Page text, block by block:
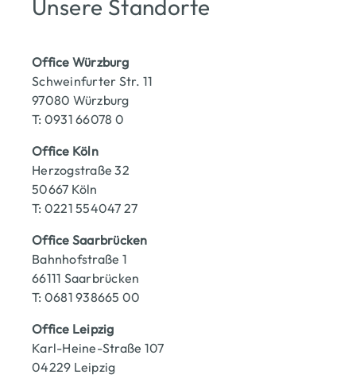
Unsere Standorte
Office Würzburg
Schweinfurter Str. 11
97080 Würzburg
T: 0931 66078 0
Office Köln
Herzogstraße 32
50667 Köln
T: 0221 554047 27
Office Saarbrücken
Bahnhofstraße 1
66111 Saarbrücken
T: 0681 938665 00
Office Leipzig
Karl-Heine-Straße 107
04229 Leipzig